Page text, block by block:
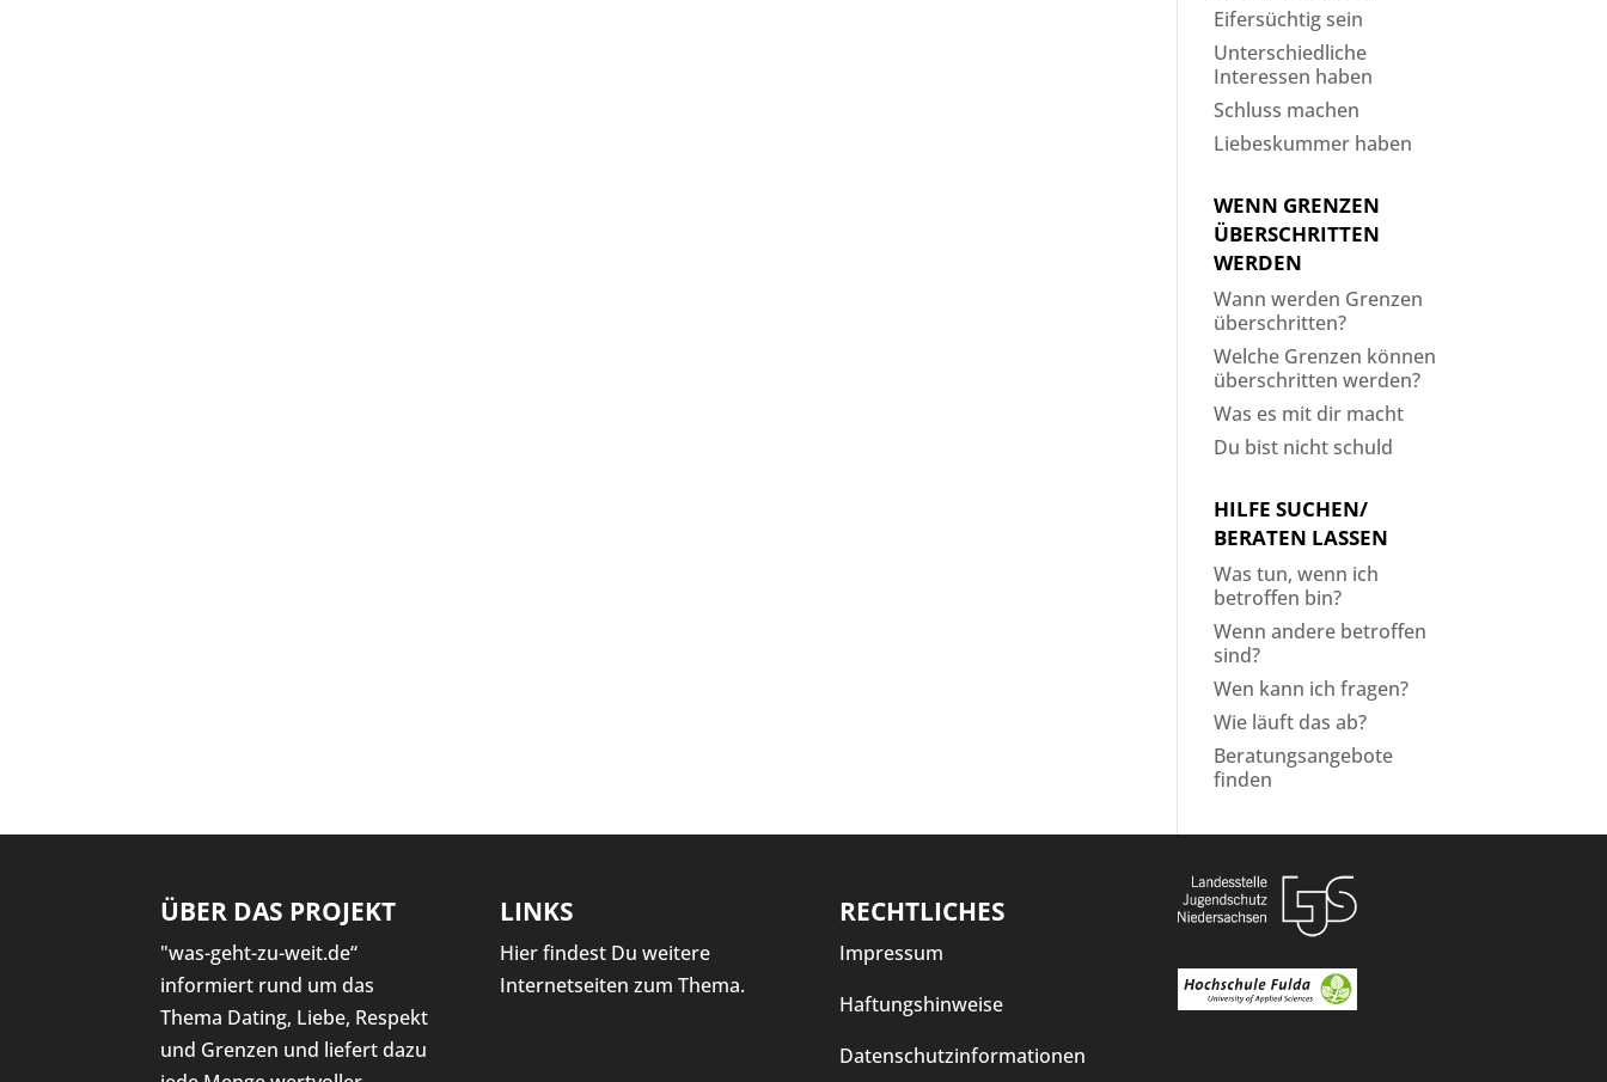
Eifersüchtig sein
Unterschiedliche
Interessen haben
Schluss machen
Liebeskummer haben
WENN GRENZEN
ÜBERSCHRITTEN
WERDEN
Wann werden Grenzen
überschritten?
Welche Grenzen können
überschritten werden?
Was es mit dir macht
Du bist nicht schuld
HILFE SUCHEN/
BERATEN LASSEN
Was tun, wenn ich
betroffen bin?
Wenn andere betroffen
sind?
Wen kann ich fragen?
Wie läuft das ab?
Beratungsangebote
finden
ÜBER DAS PROJEKT
"was-geht-zu-weit.de“
informiert rund um das
Thema Dating, Liebe, Respekt
und Grenzen und liefert dazu
LINKS
Hier findest Du weitere
Internetseiten zum Thema.
RECHTLICHES
Impressum
Haftungshinweise
Datenschutzinformationen